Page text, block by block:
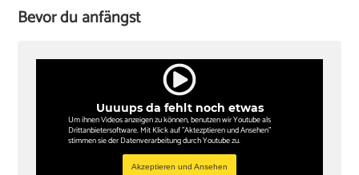
Bevor du anfängst
Uuuups da fehlt noch etwas
Um ihnen Videos anzeigen zu können, benutzen wir Youtube als
Drittanbietersoftware. Mit Klick auf "Aktezptieren und Ansehen"
stimmen sie der Datenverarbeitung durch Youtube zu.
Akzeptieren und Ansehen